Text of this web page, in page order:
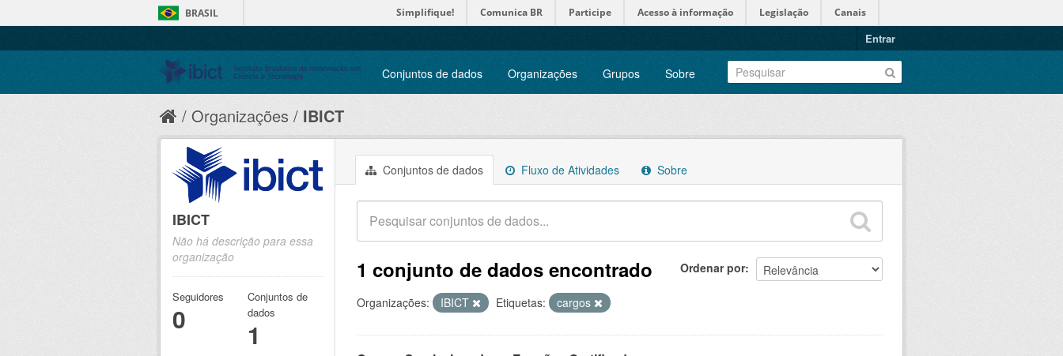
BRASIL Simplifique! Comunica BR Participe Acesso à informação Legislação Canais
Entrar
Conjuntos de dados Organizações Grupos Sobre
Organizações IBICT
Conjuntos de dados Fluxo de Atividades Sobre
Ordenar por
1 conjunto de dados encontrado
Organizações: IBICT Etiquetas: cargos
IBICT
Não há descrição para essa
organização
Seguidores
0
Conjuntos de
dados
1